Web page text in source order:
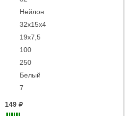
Нейлон
32x15x4
19x7,5
100
250
Белый
7
149